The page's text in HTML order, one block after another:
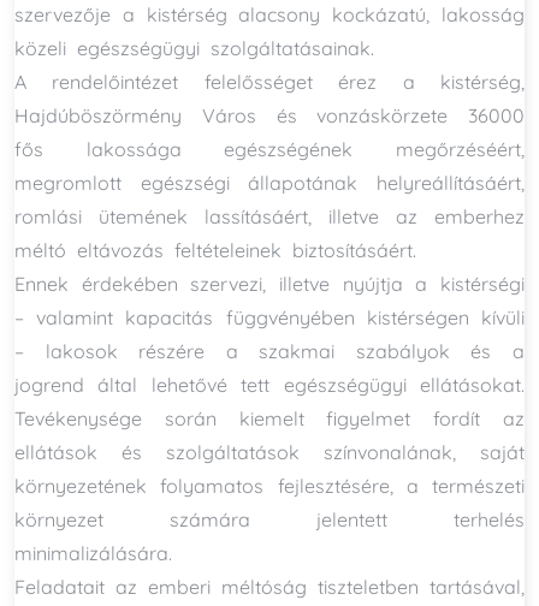
szervezője a kistérség alacsony kockázatú, lakosság
közeli egészségügyi szolgáltatásainak.
A rendelőintézet felelősséget érez a kistérség,
Hajdúböszörmény Város és vonzáskörzete 36000
fős lakossága egészségének megőrzéséért,
megromlott egészségi állapotának helyreállításáért,
romlási ütemének lassításáért, illetve az emberhez
méltó eltávozás feltételeinek biztosításáért.
Ennek érdekében szervezi, illetve nyújtja a kistérségi
– valamint kapacitás függvényében kistérségen kívüli
– lakosok részére a szakmai szabályok és a
jogrend által lehetővé tett egészségügyi ellátásokat.
Tevékenysége során kiemelt figyelmet fordít az
ellátások és szolgáltatások színvonalának, saját
környezetének folyamatos fejlesztésére, a természeti
környezet számára jelentett terhelés
minimalizálására.
Feladatait az emberi méltóság tiszteletben tartásával,